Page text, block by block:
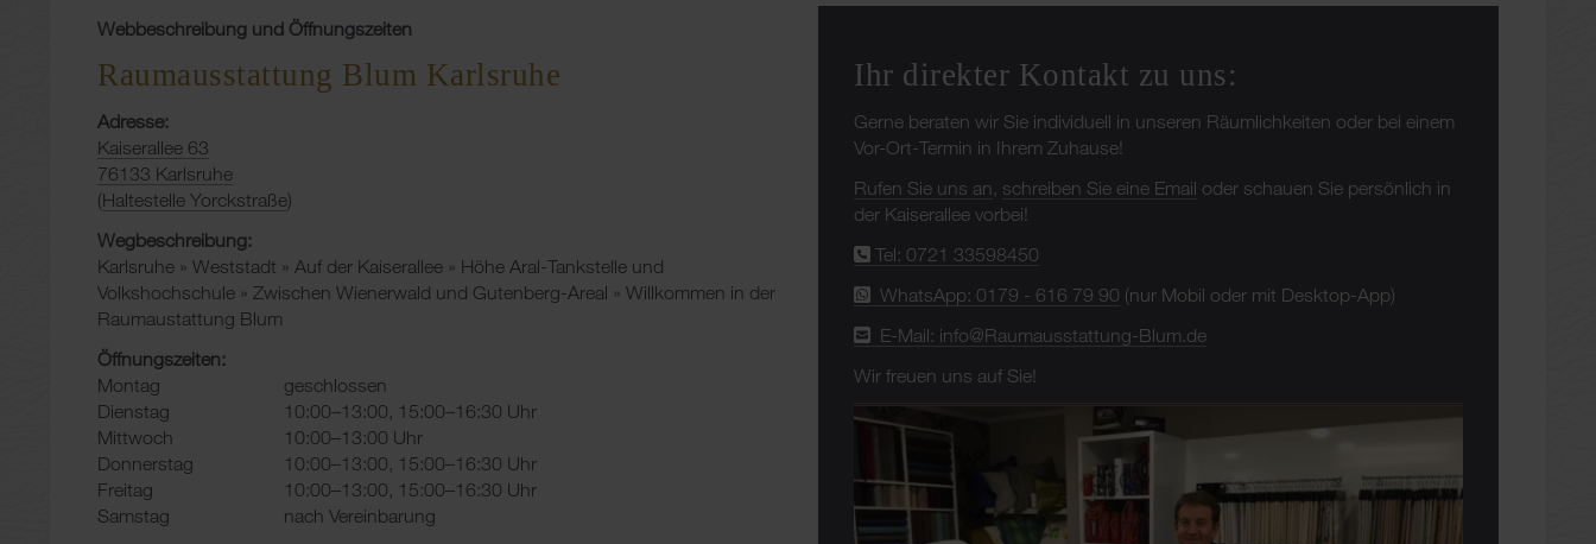
Webbeschreibung und Öffnungszeiten
Raumausstattung Blum Karlsruhe
Adresse:
Kaiserallee 63
76133 Karlsruhe
(Haltestelle Yorckstraße)
Wegbeschreibung:
Karlsruhe » Weststadt » Auf der Kaiserallee » Höhe Aral-Tankstelle und
Volkshochschule » Zwischen Wienerwald und Gutenberg-Areal » Willkommen in der
Raumaustattung Blum
Öffnungszeiten:
Montag
geschlossen
Dienstag
10:00–13:00, 15:00–16:30 Uhr
Mittwoch
10:00–13:00 Uhr
Donnerstag
10:00–13:00, 15:00–16:30 Uhr
Freitag
10:00–13:00, 15:00–16:30 Uhr
Samstag
nach Vereinbarung
Ihr direkter Kontakt zu uns:
Gerne beraten wir Sie individuell in unseren Räumlichkeiten oder bei einem
Vor-Ort-Termin in Ihrem Zuhause!
Rufen Sie uns an, schreiben Sie eine Email oder schauen Sie persönlich in
der Kaiserallee vorbei!
Tel: 0721 33598450
WhatsApp: 0179 - 616 79 90 (nur Mobil oder mit Desktop-App)
E-Mail: info@Raumausstattung-Blum.de
Wir freuen uns auf Sie!